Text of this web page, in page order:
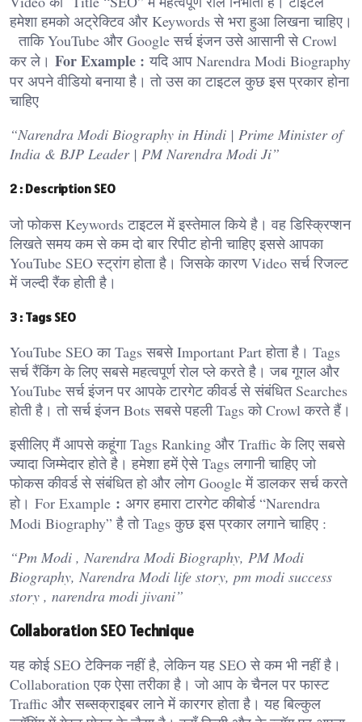
हमेशा हमको अट्रेक्टिव और Keywords से भरा हुआ लिखना चाहिए।
ताकि YouTube और Google सर्च इंजन उसे आसानी से Crowl
कर ले। For Example :यदि आप Narendra Modi Biography
पर अपने वीडियो बनाया है। तो उस का टाइटल कुछ इस प्रकार होना
चाहिए
“Narendra Modi Biography in Hindi | Prime Minister of
India & BJP Leader | PM Narendra Modi Ji”
2 : Description SEO
जो फोकस Keywords टाइटल में इस्तेमाल किये है। वह डिस्क्रिप्शन
लिखते समय कम से कम दो बार रिपीट होनी चाहिए इससे आपका
YouTube SEO स्ट्रांग होता है। जिसके कारण Video सर्च रिजल्ट
में जल्दी रैंक होती है।
3 : Tags SEO
YouTube SEO का Tags सबसे Important Part होता है। Tags
सर्च रैंकिंग के लिए सबसे महत्वपूर्ण रोल प्ले करते है। जब गूगल और
YouTube सर्च इंजन पर आपके टारगेट कीवर्ड से संबंधित Searches
होती है। तो सर्च इंजन Bots सबसे पहली Tags को Crowl करते हैं।
इसीलिए मैं आपसे कहूंगा Tags Ranking और Traffic के लिए सबसे
ज्यादा जिम्मेदार होते है। हमेशा हमें ऐसे Tags लगानी चाहिए जो
फोकस कीवर्ड से संबंधित हो और लोग Google में डालकर सर्च करते
हो। For Example : अगर हमारा टारगेट कीबोर्ड “Narendra
Modi Biography” है तो Tags कुछ इस प्रकार लगाने चाहिए :
“Pm Modi , Narendra Modi Biography, PM Modi
Biography, Narendra Modi life story, pm modi success
story , narendra modi jivani”
Collaboration SEO Technique
यह कोई SEO टेक्निक नहीं है, लेकिन यह SEO से कम भी नहीं है।
Collaboration एक ऐसा तरीका है। जो आप के चैनल पर फास्ट
Traffic और सब्सक्राइबर लाने में कारगर होता है। यह बिल्कुल